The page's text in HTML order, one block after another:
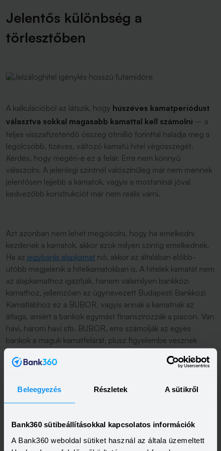
Beleegyezés Részletek A sütikről
Bank360 sütibeállításokkal kapcsolatos információk
A Bank360 weboldal sütiket használ az általa üzemeltett
Jelentős különbség a
törlesztőben
A kalkulációból az látszik, hogy húszéves kamatperiódust
választva sokkal magasabb kamattal kell számolni – a
teljes visszafizetendő összeg ötmillió forinttal haladja meg a
legolcsóbb, tízéves, változó kamatú hitel végösszegét.
Kérdés, hogy megéri-e ez a felár. Erre nem könnyű
válaszolni. A jelenlegi szintnél valószínűleg már nem mennek
jelentősen lejjebb a kamatok, vagyis a mostaninál jóval
kedvezőbb konstrukciót már nem reális várni.
Azt azonban nem lehet megjósolni, hogy ha emelkedni
kezdenek a kamatok, akkor azok milyen szintig emelkednek.
Ha az jegybanki alapkamat nő, akkor az általában előbb-
utóbb megjelenik a hitelkamatokban is. A hitelek kamatát nem
az alapkamathoz igazítják, hanem valamilyen bankközi
kamathoz, jellemzően az úgynevezett Budapesti Bankközi
Kamatlábhoz ez a BUBOR, vagyis annak a kamatnak az
átlaga, amiért a bankok egymást finanszírozzák a piacon. Van
havi, három havi stb. BUBOR, erre számolják az egyes
bankok a maguk kamatfelárát, plusz figyelembe vesznek
esetleges kedvezményeket, amiket az ügyfél igénybe vehet.
Így jön ki a ténylegesen fizetendő kamat.